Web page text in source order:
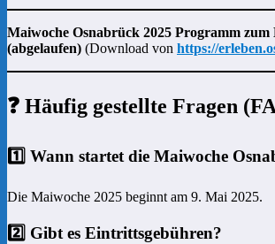
Maiwoche Osnabrück 2025 Programm zum
(abgelaufen) (Download von https://
❓ Häufig gestellte Fragen
1️⃣ Wann startet die Maiwoche
Die Maiwoche 2025 beginnt am 9. Mai 2025.
2️⃣ Gibt es Eintrittsgebühren?